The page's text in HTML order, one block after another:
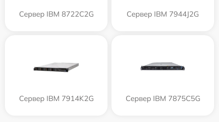
Сервер IBM 8722C2G Сервер IBM 7944J2G
Сервер IBM 7914K2G Сервер IBM 7875C5G